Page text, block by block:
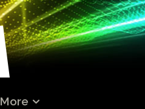
More